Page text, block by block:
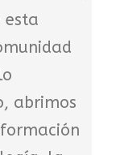
esta
abrimos